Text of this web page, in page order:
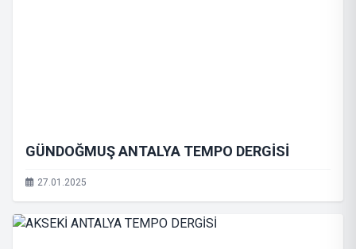
GÜNDOĞMUŞ ANTALYA TEMPO DERGİSİ
27.01.2025